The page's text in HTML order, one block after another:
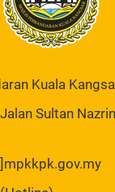
Kuala
Sultan